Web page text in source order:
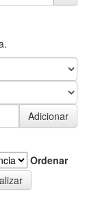
Ordenar